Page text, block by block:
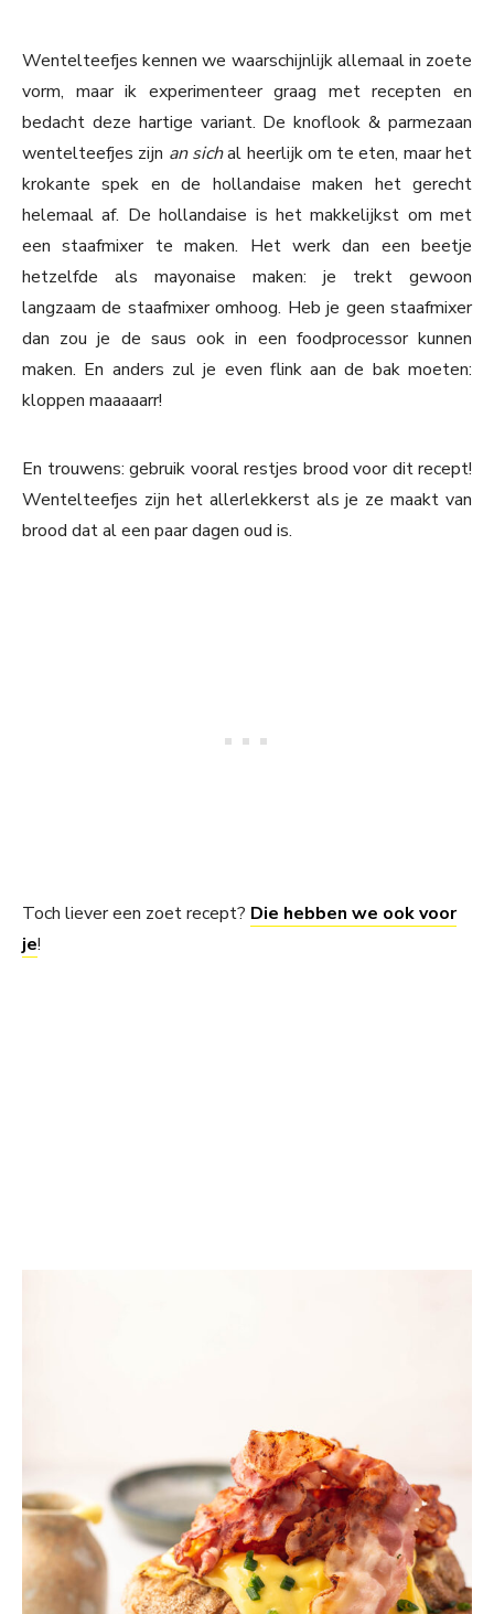
Wentelteefjes kennen we waarschijnlijk allemaal in zoete
vorm, maar ik experimenteer graag met recepten en
bedacht deze hartige variant. De knoflook & parmezaan
wentelteefjes zijn an sichal heerlijk om te eten, maar het
krokante spek en de hollandaise maken het gerecht
helemaal af. De hollandaise is het makkelijkst om met
een staafmixer te maken. Het werk dan een beetje
hetzelfde als mayonaise maken: je trekt gewoon
langzaam de staafmixer omhoog. Heb je geen staafmixer
dan zou je de saus ook in een foodprocessor kunnen
maken. En anders zul je even flink aan de bak moeten:
kloppen maaaaarr!
En trouwens: gebruik vooral restjes brood voor dit recept!
Wentelteefjes zijn het allerlekkerst als je ze maakt van
brood dat al een paar dagen oud is.
Toch liever een zoet recept? Die hebben we ook voor
je!